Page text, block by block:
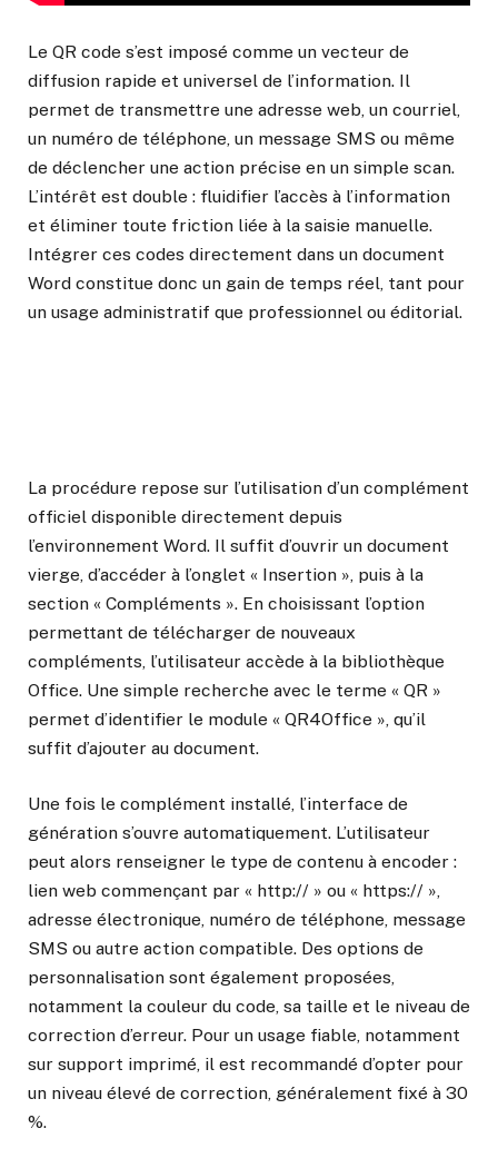
Le QR code s’est imposé comme un vecteur de
diffusion rapide et universel de l’information. Il
permet de transmettre une adresse web, un courriel,
un numéro de téléphone, un message SMS ou même
de déclencher une action précise en un simple scan.
L’intérêt est double : fluidifier l’accès à l’information
et éliminer toute friction liée à la saisie manuelle.
Intégrer ces codes directement dans un document
Word constitue donc un gain de temps réel, tant pour
un usage administratif que professionnel ou éditorial.
La procédure repose sur l’utilisation d’un complément
officiel disponible directement depuis
l’environnement Word. Il suffit d’ouvrir un document
vierge, d’accéder à l’onglet « Insertion », puis à la
section « Compléments ». En choisissant l’option
permettant de télécharger de nouveaux
compléments, l’utilisateur accède à la bibliothèque
Office. Une simple recherche avec le terme « QR »
permet d’identifier le module « QR4Office », qu’il
suffit d’ajouter au document.
Une fois le complément installé, l’interface de
génération s’ouvre automatiquement. L’utilisateur
peut alors renseigner le type de contenu à encoder :
lien web commençant par « http:// » ou « https:// »,
adresse électronique, numéro de téléphone, message
SMS ou autre action compatible. Des options de
personnalisation sont également proposées,
notamment la couleur du code, sa taille et le niveau de
correction d’erreur. Pour un usage fiable, notamment
sur support imprimé, il est recommandé d’opter pour
un niveau élevé de correction, généralement fixé à 30
%.